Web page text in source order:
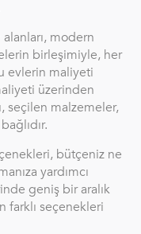
modern
birleşimiyle, her
evlerin maliyeti
üzerinden
seçilen malzemeler,
bütçeniz ne
yardımcı
geniş bir aralık
seçenekleri